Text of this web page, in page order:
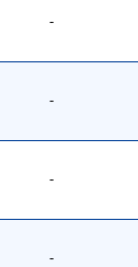
-
-
-
-